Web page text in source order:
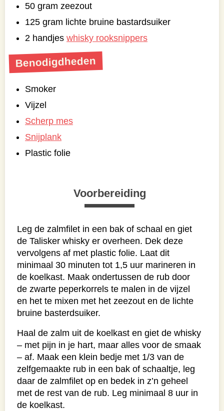
50 gram zeezout
125 gram lichte bruine bastardsuiker
2 handjes whisky rooksnippers
Benodigdheden
Smoker
Vijzel
Scherp mes
Snijplank
Plastic folie
Voorbereiding
Leg de zalmfilet in een bak of schaal en giet
de Talisker whisky er overheen. Dek deze
vervolgens af met plastic folie. Laat dit
minimaal 30 minuten tot 1,5 uur marineren in
de koelkast. Maak ondertussen de rub door
de zwarte peperkorrels te malen in de vijzel
en het te mixen met het zeezout en de lichte
bruine basterdsuiker.
Haal de zalm uit de koelkast en giet de whisky
– met pijn in je hart, maar alles voor de smaak
– af. Maak een klein bedje met 1/3 van de
zelfgemaakte rub in een bak of schaaltje, leg
daar de zalmfilet op en bedek in z’n geheel
met de rest van de rub. Leg minimaal 8 uur in
de koelkast.